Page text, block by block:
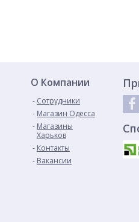
О Компании
Сотрудники
Магазин Одесса
Магазины
Харьков
Контакты
Вакансии